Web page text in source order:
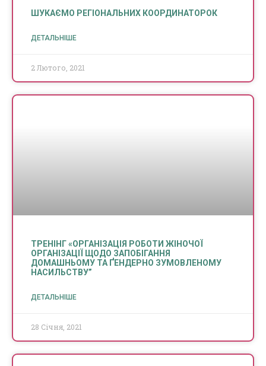
ШУКАЄМО РЕГІОНАЛЬНИХ КООРДИНАТОРОК
ДЕТАЛЬНІШЕ
2 Лютого, 2021
ТРЕНІНГ «ОРГАНІЗАЦІЯ РОБОТИ ЖІНОЧОЇ
ОРГАНІЗАЦІЇ ЩОДО ЗАПОБІГАННЯ
ДОМАШНЬОМУ ТА ҐЕНДЕРНО ЗУМОВЛЕНОМУ
НАСИЛЬСТВУ”
ДЕТАЛЬНІШЕ
28 Січня, 2021